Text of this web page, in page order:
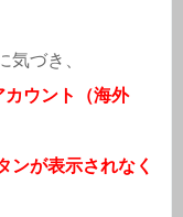
気づき、
ウント（海外
ンが表示されなく